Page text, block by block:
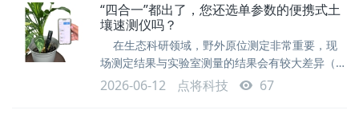
量值反映的是作物叶子中的叶绿素含量。它根据在
叶绿素吸收率不同的两个波段中叶子的光透射量来
计算叶绿素值。叶绿素的光谱吸收特性上图显示的
是使用80%的丙酮从两片叶
“四合一”都出了，您还选单参数的便携式土
壤速测仪吗？
在生态科研领域，野外原位测定非常重要，现
场测定结果与实验室测量的结果会有较大差异（空
间异质性）。但是，现场测定的难度比较大，受困
于先进的现场测量技术。 原位的土壤理化性质调
2026-06-12 点将科技 67